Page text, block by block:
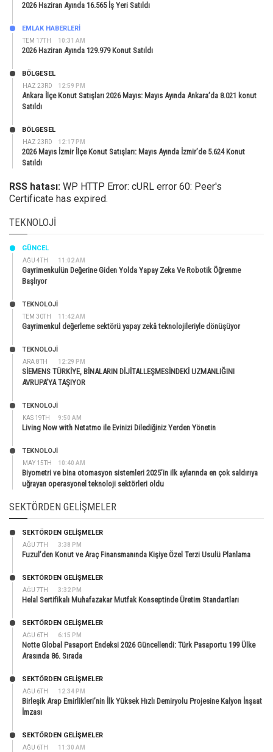
2026 Haziran Ayında 16.565 İş Yeri Satıldı
TEM 17TH 10:31 AM
EMLAK HABERLERI
2026 Haziran Ayında 129.979 Konut Satıldı
HAZ 23RD 12:59 PM
BÖLGESEL
Ankara İlçe Konut Satışları 2026 Mayıs: Mayıs Ayında Ankara’da 8.021 konut
Satıldı
HAZ 23RD 12:17 PM
BÖLGESEL
2026 Mayıs İzmir İlçe Konut Satışları: Mayıs Ayında İzmir’de 5.624 Konut
Satıldı
RSS hatası: WP HTTP Error: cURL error 60: Peer's
Certificate has expired.
TEKNOLOJI
AĞU 4TH 11:02 AM
GÜNCEL
Gayrimenkulün Değerine Giden Yolda Yapay Zeka Ve Robotik Öğrenme
Başlıyor
TEM 30TH 11:42 AM
TEKNOLOJİ
Gayrimenkul değerleme sektörü yapay zekâ teknolojileriyle dönüşüyor
ARA 8TH 12:29 PM
TEKNOLOJİ
SİEMENS TÜRKİYE, BİNALARIN DİJİTALLEŞMESİNDEKİ UZMANLIĞINI
AVRUPA’YA TAŞIYOR
KAS 19TH 9:50 AM
TEKNOLOJİ
Living Now with Netatmo ile Evinizi Dilediğiniz Yerden Yönetin
MAY 15TH 10:40 AM
TEKNOLOJİ
Biyometri ve bina otomasyon sistemleri 2025’in ilk aylarında en çok saldırıya
uğrayan operasyonel teknoloji sektörleri oldu
SEKTÖRDEN GELIŞMELER
AĞU 7TH 3:38 PM
SEKTÖRDEN GELIŞMELER
Fuzul’den Konut ve Araç Finansmanında Kişiye Özel Terzi Usulü Planlama
AĞU 7TH 3:32 PM
SEKTÖRDEN GELIŞMELER
Helal Sertifikalı Muhafazakar Mutfak Konseptinde Üretim Standartları
AĞU 6TH 6:15 PM
SEKTÖRDEN GELIŞMELER
Notte Global Pasaport Endeksi 2026 Güncellendi: Türk Pasaportu 199 Ülke
Arasında 86. Sırada
AĞU 6TH 12:34 PM
SEKTÖRDEN GELIŞMELER
Birleşik Arap Emirlikleri’nin İlk Yüksek Hızlı Demiryolu Projesine Kalyon İnşaat
İmzası
AĞU 6TH 11:30 AM
SEKTÖRDEN GELIŞMELER